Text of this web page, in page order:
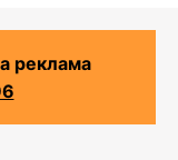
реклама